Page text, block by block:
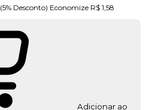
(5% Desconto) Economize R$ 1,58
Adicionar ao